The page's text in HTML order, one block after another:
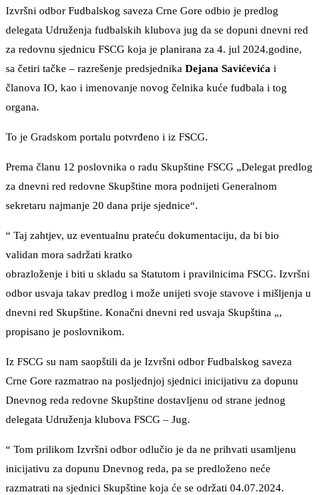
Izvršni odbor Fudbalskog saveza Crne Gore odbio je predlog
delegata Udruženja fudbalskih klubova jug da se dopuni dnevni red
za redovnu sjednicu FSCG koja je planirana za 4. jul 2024.godine,
sa četiri tačke – razrešenje predsjednika Dejana Savićevića i
članova IO, kao i imenovanje novog čelnika kuće fudbala i tog
organa.
To je Gradskom portalu potvrđeno i iz FSCG.
Prema članu 12 poslovnika o radu Skupštine FSCG „Delegat predlog
za dnevni red redovne Skupštine mora podnijeti Generalnom
sekretaru najmanje 20 dana prije sjednice“.
“ Taj zahtjev, uz eventualnu prateću dokumentaciju, da bi bio
validan mora sadržati kratko
obrazloženje i biti u skladu sa Statutom i pravilnicima FSCG. Izvršni
odbor usvaja takav predlog i može unijeti svoje stavove i mišljenja u
dnevni red Skupštine. Konačni dnevni red usvaja Skupština „,
propisano je poslovnikom.
Iz FSCG su nam saopštili da je Izvršni odbor Fudbalskog saveza
Crne Gore razmatrao na posljednjoj sjednici inicijativu za dopunu
Dnevnog reda redovne Skupštine dostavljenu od strane jednog
delegata Udruženja klubova FSCG – Jug.
“ Tom prilikom Izvršni odbor odlučio je da ne prihvati usamljenu
inicijativu za dopunu Dnevnog reda, pa se predloženo neće
razmatrati na sjednici Skupštine koja će se održati 04.07.2024.